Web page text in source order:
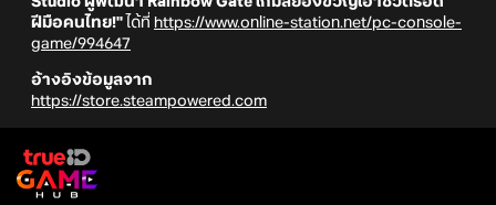
ฝีมือคนไทย!" ได้ที่ https://www.online-station.net/pc-console-
game/994647
อ้างอิงข้อมูลจาก
https://store.steampowered.com